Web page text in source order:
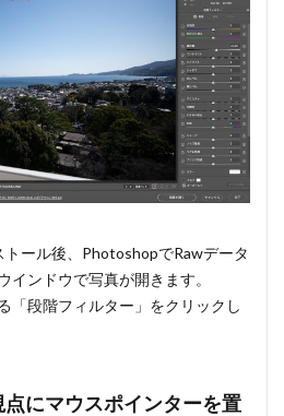
トール後、PhotoshopでRawデータ
インドウで写真が開きます。
「段階フィルター」をクリックし
にマウスポインターを置